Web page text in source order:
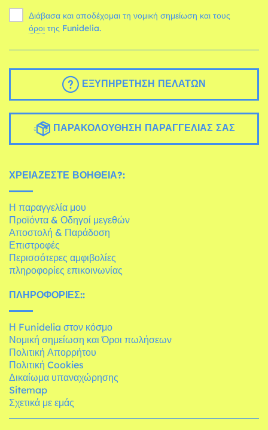
Διάβασα και αποδέχομαι τη νομική σημείωση και τους
όροι της Funidelia.
ΕΞΥΠΗΡΈΤΗΣΗ ΠΕΛΑΤΏΝ
ΠΑΡΑΚΟΛΟΎΘΗΣΗ ΠΑΡΑΓΓΕΛΊΑΣ ΣΑΣ
ΧΡΕΙΆΖΕΣΤΕ ΒΟΉΘΕΙΑ?:
Η παραγγελία μου
Προϊόντα & Οδηγοί μεγεθών
Αποστολή & Παράδοση
Επιστροφές
Περισσότερες αμφιβολίες
πληροφορίες επικοινωνίας
ΠΛΗΡΟΦΟΡΊΕΣ::
Η Funidelia στον κόσμο
Νομική σημείωση και Όροι πωλήσεων
Πολιτική Απορρήτου
Πολιτική Cookies
Δικαίωμα υπαναχώρησης
Sitemap
Σχετικά με εμάς